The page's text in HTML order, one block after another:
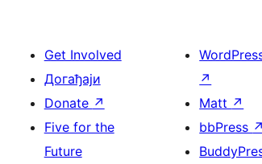
Get Involved
Догађаји
Donate ↗
Five for the
Future
↗
Matt ↗
bbPress ↗